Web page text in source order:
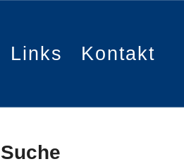
Links Kontakt
Suche